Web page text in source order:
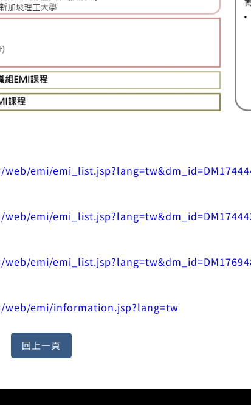
emi/
emi/
emi/
emi/information.jsp?lang=tw